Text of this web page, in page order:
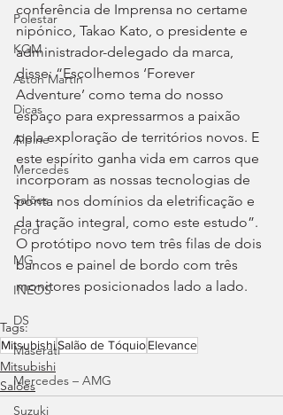
Polestar
KGM
Aston Martin
Dicas
Alpine
Mercedes
Salões
Ford
MG
INEOS
DS
Maserati
Mercedes – AMG
Suzuki
conferência de Imprensa no certame
nipónico, Takao Kato, o presidente e
administrador-delegado da marca,
disse: “Escolhemos ‘Forever
Adventure’ como tema do nosso
espaço para expressarmos a paixão
pela exploração de territórios novos. E
este espírito ganha vida em carros que
incorporam as nossas tecnologias de
ponta nos domínios da eletrificação e
da tração integral, como este estudo”.
O protótipo novo tem três filas de dois
bancos e painel de bordo com três
monitores posicionados lado a lado.
Tags:
MitsubishiSalão de TóquioElevance
Mitsubishi
Salões